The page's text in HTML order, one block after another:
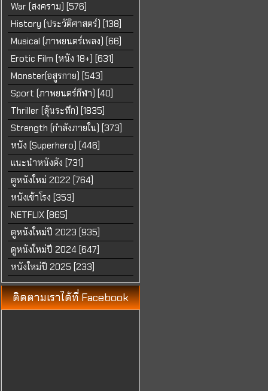
War (สงคราม) [576]
History (ประวัติศาสตร์) [138]
Musical (ภาพยนตร์เพลง) [66]
Erotic Film (หนัง 18+) [631]
Monster(อสูรกาย) [543]
Sport (ภาพยนตร์กีฬา) [40]
Thriller (ลุ้นระทึก) [1835]
Strength (กำลังภายใน) [373]
หนัง (Superhero) [446]
แนะนำหนังดัง [731]
ดูหนังใหม่ 2022 [764]
หนังเข้าโรง [353]
NETFLIX [865]
ดูหนังใหม่ปี 2023 [935]
ดูหนังใหม่ปี 2024 [647]
หนังใหม่ปี 2025 [233]
ติดตามเราได้ที่ Facebook